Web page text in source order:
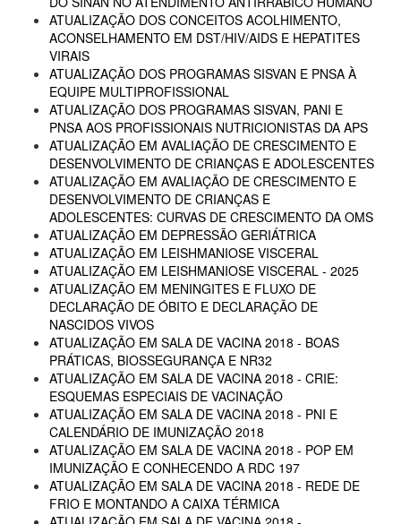
ATUALIZAÇÃO DOS CONCEITOS ACOLHIMENTO,
ACONSELHAMENTO EM DST/HIV/AIDS E HEPATITES
VIRAIS
ATUALIZAÇÃO DOS PROGRAMAS SISVAN E PNSA À
EQUIPE MULTIPROFISSIONAL
ATUALIZAÇÃO DOS PROGRAMAS SISVAN, PANI E
PNSA AOS PROFISSIONAIS NUTRICIONISTAS DA APS
ATUALIZAÇÃO EM AVALIAÇÃO DE CRESCIMENTO E
DESENVOLVIMENTO DE CRIANÇAS E ADOLESCENTES
ATUALIZAÇÃO EM AVALIAÇÃO DE CRESCIMENTO E
DESENVOLVIMENTO DE CRIANÇAS E
ADOLESCENTES: CURVAS DE CRESCIMENTO DA OMS
ATUALIZAÇÃO EM DEPRESSÃO GERIÁTRICA
ATUALIZAÇÃO EM LEISHMANIOSE VISCERAL
ATUALIZAÇÃO EM LEISHMANIOSE VISCERAL - 2025
ATUALIZAÇÃO EM MENINGITES E FLUXO DE
DECLARAÇÃO DE ÓBITO E DECLARAÇÃO DE
NASCIDOS VIVOS
ATUALIZAÇÃO EM SALA DE VACINA 2018 - BOAS
PRÁTICAS, BIOSSEGURANÇA E NR32
ATUALIZAÇÃO EM SALA DE VACINA 2018 - CRIE:
ESQUEMAS ESPECIAIS DE VACINAÇÃO
ATUALIZAÇÃO EM SALA DE VACINA 2018 - PNI E
CALENDÁRIO DE IMUNIZAÇÃO 2018
ATUALIZAÇÃO EM SALA DE VACINA 2018 - POP EM
IMUNIZAÇÃO E CONHECENDO A RDC 197
ATUALIZAÇÃO EM SALA DE VACINA 2018 - REDE DE
FRIO E MONTANDO A CAIXA TÉRMICA